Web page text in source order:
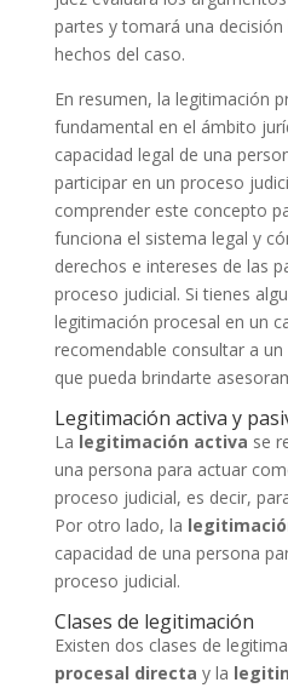
partes y tomará una decisión
hechos del caso.
En resumen, la legitimación
fundamental en el ámbito
capacidad legal de una
participar en un proceso
comprender este concepto
funciona el sistema legal y
derechos e intereses de las
proceso judicial. Si tienes
legitimación procesal en un
recomendable consultar a
que pueda brindarte
Legitimación activa y
La legitimación activa se
una persona para actuar
proceso judicial, es decir,
Por otro lado, la
capacidad de una persona
proceso judicial.
Clases de legitimación
Existen dos clases de
procesal directa y la